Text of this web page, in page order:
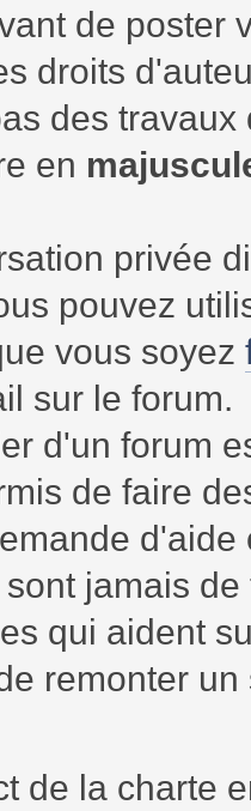
de poster
droits
des
en
privée
pouvez
vous soyez
sur le forum.
d'un forum
de faire
sont jamais de
qui aident
remonter
de la charte